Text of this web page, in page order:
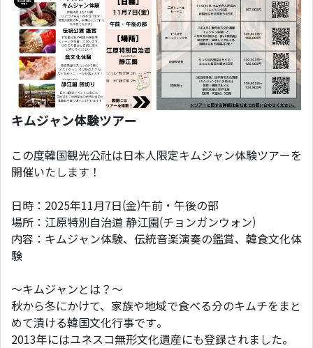
キムジャン体験ツアー
この度韓国観光公社は日本人限定キムジャン体験ツアーを
開催いたします！
日時：2025年11月7日(金)午前・午後の部
場所：江原特別自治道 静江園(チョンガンウォン)
内容：キムジャン体験、伝統音楽演奏の鑑賞、韓食文化体
験
～キムジャンとは？～
秋から冬にかけて、家族や地域で食べる分のキムチをまと
めて漬ける韓国文化行事です。
2013年にはユネスコ無形文化遺産にも登録されました。